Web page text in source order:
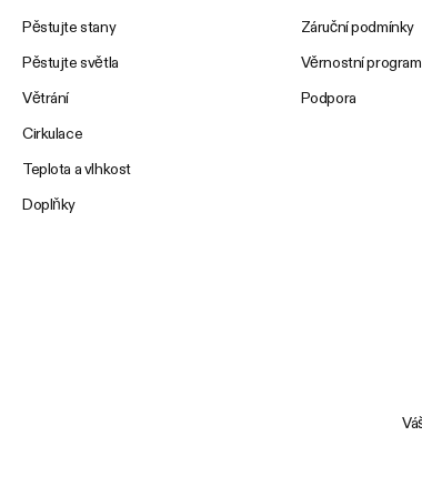
Pěstujte stany
Pěstujte světla
Větrání
Cirkulace
Teplota a vlhkost
Doplňky
Záruční podmínky
Věrnostní program
Podpora